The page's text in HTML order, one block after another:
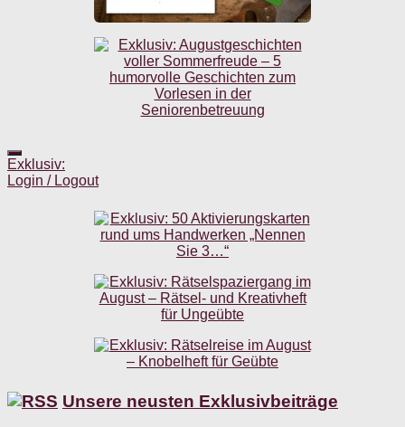
Exklusiv:
Login / Logout
Unsere neusten Exklusivbeiträge